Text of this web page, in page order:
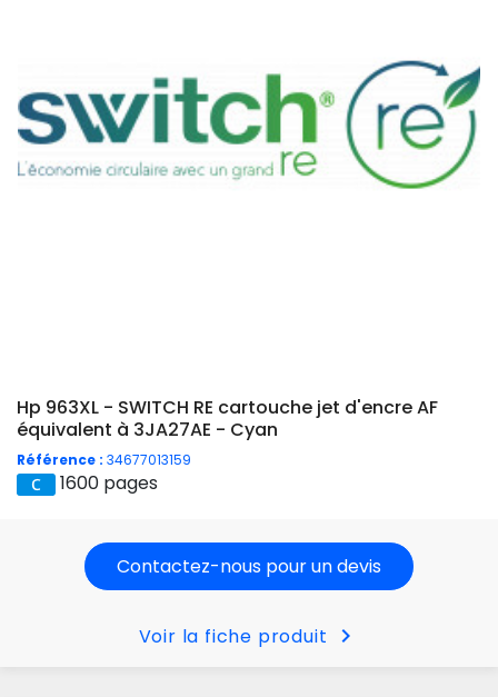
Hp 963XL - SWITCH RE cartouche jet d'encre AF
équivalent à 3JA27AE - Cyan
Référence : 34677013159
1600 pages
Contactez-nous pour un devis
Voir la fiche produit chevron_right